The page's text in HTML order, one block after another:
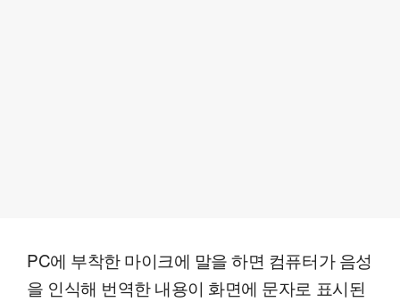
PC에 부착한 마이크에 말을 하면 컴퓨터가 음성
을 인식해 번역한 내용이 화면에 문자로 표시된